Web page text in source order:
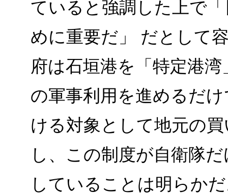
ていると強調した上で
めに重要だ」 だとして
府は石垣港を「特定港
の軍事利用を進めるだ
ける対象として地元の
し、この制度が自衛隊
していることは明らか